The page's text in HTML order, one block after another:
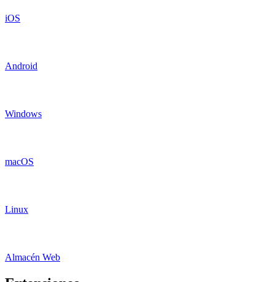
iOS
Android
Windows
macOS
Linux
Almacén Web